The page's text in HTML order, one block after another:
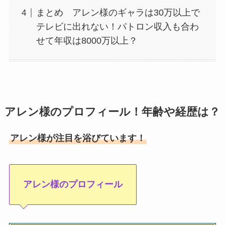
まとめ アレン様のギャラは30万以上で
テレビに出れない！パトロン収入も合わ
せて年収は8000万以上？
アレン様のプロフィール！年齢や経歴は？
アレン様が注目を浴びています！
アレン様のプロフィール